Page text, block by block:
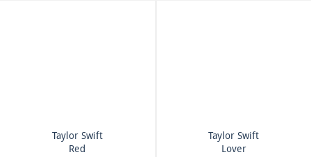
Taylor Swift
Red
Taylor Swift
Lover